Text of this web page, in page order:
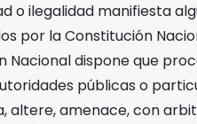
o ilegalidad manifiesta
por la Constitución
Nacional dispone que
públicas o
altere, amenace, con